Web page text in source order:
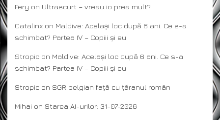
Fery on Ultrascurt – vreau io prea mult?
Catalinx on Maldive: Același loc după 6 ani. Ce s-a
schimbat? Partea IV – Copiii și eu
Stropic on Maldive: Același loc după 6 ani. Ce s-a
schimbat? Partea IV – Copiii și eu
Stropic on SGR belgian față cu țăranul român
Mihai on Starea AI-urilor: 31-07-2026